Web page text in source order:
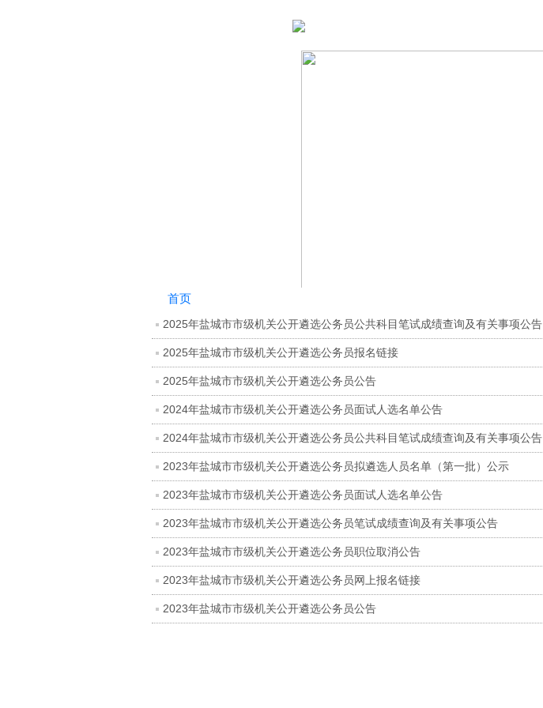
首页
2025年盐城市市级机关公开遴选公务员公共科目笔试成绩查询及有关事项公告
2025年盐城市市级机关公开遴选公务员报名链接
2025年盐城市市级机关公开遴选公务员公告
2024年盐城市市级机关公开遴选公务员面试人选名单公告
2024年盐城市市级机关公开遴选公务员公共科目笔试成绩查询及有关事项公告
2023年盐城市市级机关公开遴选公务员拟遴选人员名单（第一批）公示
2023年盐城市市级机关公开遴选公务员面试人选名单公告
2023年盐城市市级机关公开遴选公务员笔试成绩查询及有关事项公告
2023年盐城市市级机关公开遴选公务员职位取消公告
2023年盐城市市级机关公开遴选公务员网上报名链接
2023年盐城市市级机关公开遴选公务员公告